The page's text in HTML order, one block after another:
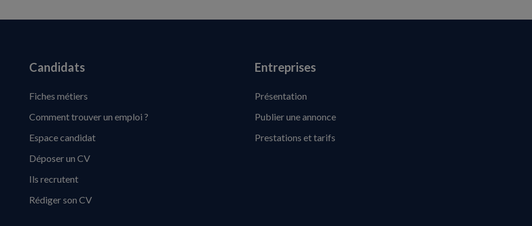
Candidats
Fiches métiers
Comment trouver un emploi ?
Espace candidat
Déposer un CV
Ils recrutent
Rédiger son CV
Entreprises
Présentation
Publier une annonce
Prestations et tarifs